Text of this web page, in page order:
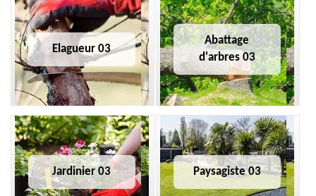
Elagueur 03
Abattage
d'arbres 03
Jardinier 03 Paysagiste 03